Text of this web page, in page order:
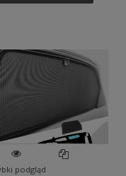
podgląd